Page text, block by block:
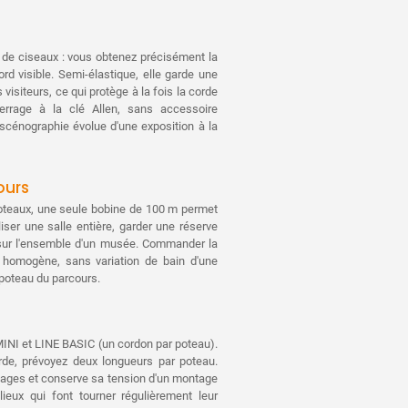
ciseaux : vous obtenez précisément la
visible. Semi-élastique, elle garde une
ce qui protège à la fois la corde
à la clé Allen, sans accessoire
évolue d'une exposition à la
une seule bobine de 100 m permet
une salle entière, garder une réserve
l'ensemble d'un musée. Commander la
sans variation de bain d'une
du parcours.
et LINE BASIC (un cordon par poteau).
prévoyez deux longueurs par poteau.
et conserve sa tension d'un montage
qui font tourner régulièrement leur